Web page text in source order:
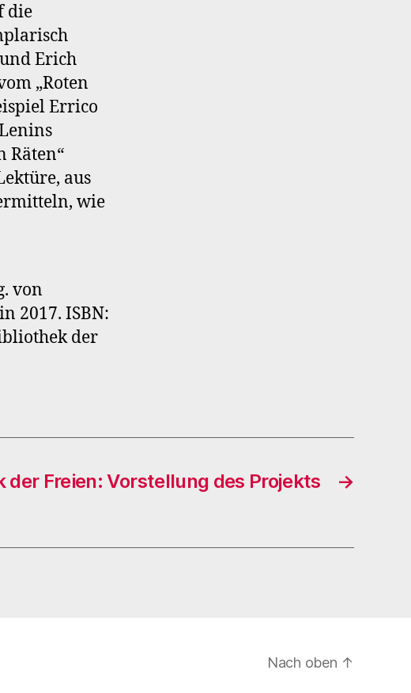
die
Erich
„Roten
Errico
Räten“
aus
wie
von
2017. ISBN:
der
→
der Freien: Vorstellung des Projekts
Nach oben ↑